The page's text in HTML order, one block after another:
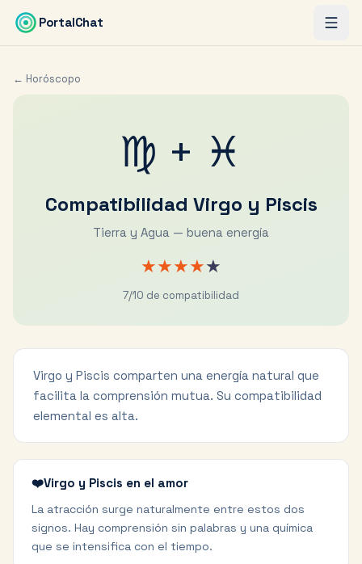
Saltar al contenido principal
PortalChat
← Horóscopo
♍ + ♓
Compatibilidad Virgo y Piscis
Tierra y Agua — buena energía
★★★★★
7/10 de compatibilidad
Virgo y Piscis comparten una energía natural que
facilita la comprensión mutua. Su compatibilidad
elemental es alta.
❤️Virgo y Piscis en el amor
La atracción surge naturalmente entre estos dos
signos. Hay comprensión sin palabras y una química
que se intensifica con el tiempo.